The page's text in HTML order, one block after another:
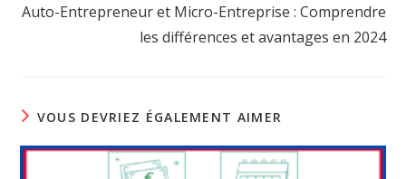
articles
Auto-Entrepreneur et Micro-Entreprise : Comprendre
les différences et avantages en 2024
VOUS DEVRIEZ ÉGALEMENT AIMER